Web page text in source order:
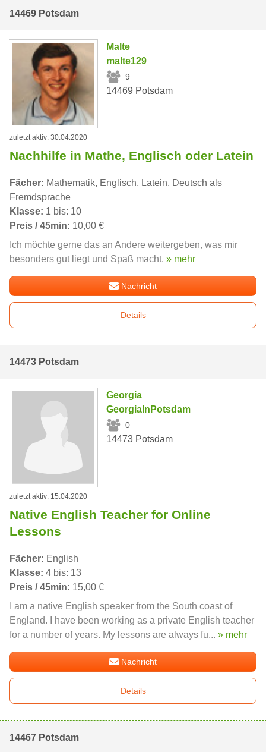
14469 Potsdam
Malte
malte129
9
14469 Potsdam
zuletzt aktiv: 30.04.2020
Nachhilfe in Mathe, Englisch oder Latein
Fächer: Mathematik, Englisch, Latein, Deutsch als
Fremdsprache
Klasse: 1 bis: 10
Preis / 45min: 10,00 €
Ich möchte gerne das an Andere weitergeben, was mir
besonders gut liegt und Spaß macht. » mehr
Nachricht
Details
14473 Potsdam
Georgia
GeorgiaInPotsdam
0
14473 Potsdam
zuletzt aktiv: 15.04.2020
Native English Teacher for Online
Lessons
Fächer: English
Klasse: 4 bis: 13
Preis / 45min: 15,00 €
I am a native English speaker from the South coast of
England. I have been working as a private English teacher
for a number of years. My lessons are always fu... » mehr
Nachricht
Details
14467 Potsdam